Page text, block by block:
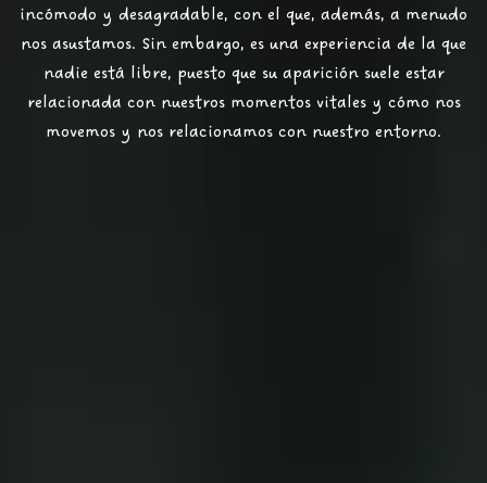
incómodo y desagradable, con el que, además, a menudo
nos asustamos. Sin embargo, es una experiencia de la que
nadie está libre, puesto que su aparición suele estar
relacionada con nuestros momentos vitales y cómo nos
movemos y nos relacionamos con nuestro entorno.